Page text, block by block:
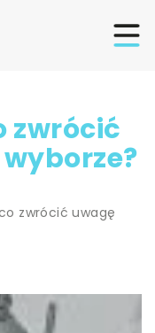
zwrócić
zwrócić uwagę